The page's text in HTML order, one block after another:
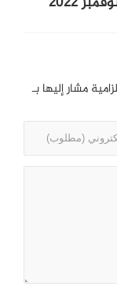
مشار إليها بـ